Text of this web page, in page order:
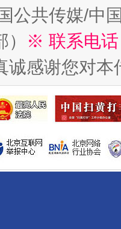
从幼
公共传媒/中
※ 联系电
诚感谢您对